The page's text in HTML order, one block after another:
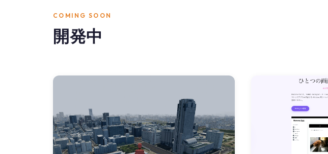
COMING SOON
開発中